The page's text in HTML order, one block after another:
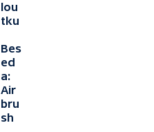
lou
tku
Bes
ed
a:
Air
bru
sh